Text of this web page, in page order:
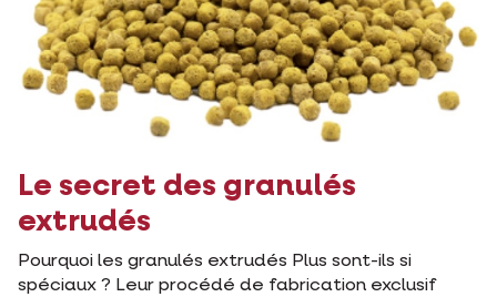
Le secret des granulés
extrudés
Pourquoi les granulés extrudés Plus sont-ils si
spéciaux ? Leur procédé de fabrication exclusif